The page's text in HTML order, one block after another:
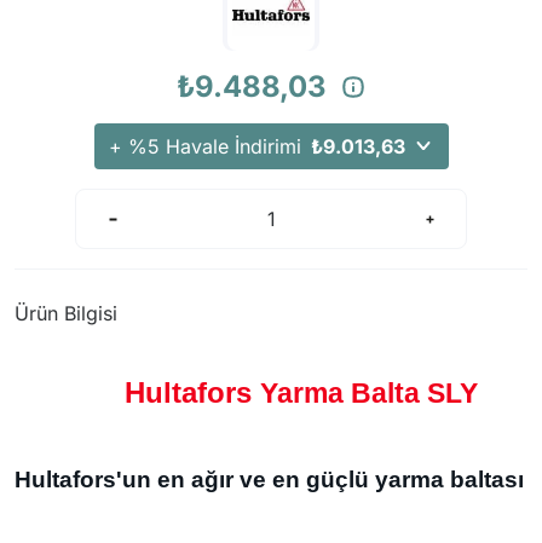
₺9.488,03
+ %5 Havale İndirimi ₺9.013,63
Ürün Bilgisi
Hultafors Yarma Balta SLY
Hultafors'un en ağır ve en güçlü yarma baltası